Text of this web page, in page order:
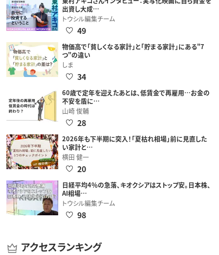
出資し大成…
トウシル編集チーム
49
物価高で「貧しくなる家計」と「貯まる家計」にある"7
つ"の違い
しま
34
60歳で定年を迎えたあとは、低賃金で再雇用…お金の
不安を盾に…
山崎 俊輔
28
2026年も下半期に突入！「夏枯れ相場」前に見直した
い家計と…
横田 健一
20
日経平均4％の急落、キオクシアはストップ安。日本株、
AI相場…
トウシル編集チーム
98
アクセスランキング